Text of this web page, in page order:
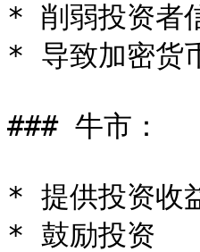
* 削弱投资者
* 导致加密货
### 牛市：
* 提供投资收
* 鼓励投资